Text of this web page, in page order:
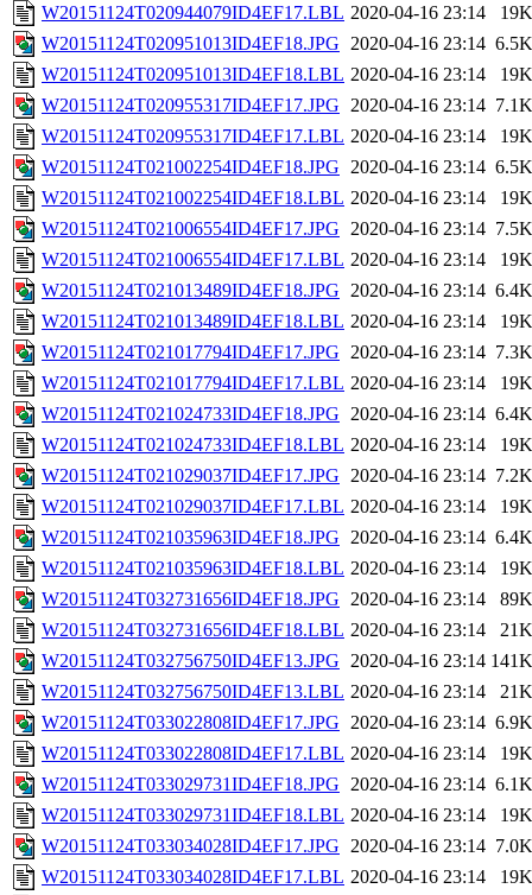
W20151124T020944079ID4EF17.LBL 2020-04-16 23:14
19K
W20151124T020951013ID4EF18.JPG 2020-04-16 23:14 6.5K
W20151124T020951013ID4EF18.LBL 2020-04-16 23:14
19K
W20151124T020955317ID4EF17.JPG 2020-04-16 23:14 7.1K
W20151124T020955317ID4EF17.LBL 2020-04-16 23:14
19K
W20151124T021002254ID4EF18.JPG 2020-04-16 23:14 6.5K
W20151124T021002254ID4EF18.LBL 2020-04-16 23:14
19K
W20151124T021006554ID4EF17.JPG 2020-04-16 23:14 7.5K
W20151124T021006554ID4EF17.LBL 2020-04-16 23:14
19K
W20151124T021013489ID4EF18.JPG 2020-04-16 23:14 6.4K
W20151124T021013489ID4EF18.LBL 2020-04-16 23:14
19K
W20151124T021017794ID4EF17.JPG 2020-04-16 23:14 7.3K
W20151124T021017794ID4EF17.LBL 2020-04-16 23:14
19K
W20151124T021024733ID4EF18.JPG 2020-04-16 23:14 6.4K
W20151124T021024733ID4EF18.LBL 2020-04-16 23:14
19K
W20151124T021029037ID4EF17.JPG 2020-04-16 23:14 7.2K
W20151124T021029037ID4EF17.LBL 2020-04-16 23:14
19K
W20151124T021035963ID4EF18.JPG 2020-04-16 23:14 6.4K
W20151124T021035963ID4EF18.LBL 2020-04-16 23:14
19K
W20151124T032731656ID4EF18.JPG 2020-04-16 23:14
89K
W20151124T032731656ID4EF18.LBL 2020-04-16 23:14
21K
W20151124T032756750ID4EF13.JPG 2020-04-16 23:14 141K
W20151124T032756750ID4EF13.LBL 2020-04-16 23:14
21K
W20151124T033022808ID4EF17.JPG 2020-04-16 23:14 6.9K
W20151124T033022808ID4EF17.LBL 2020-04-16 23:14
19K
W20151124T033029731ID4EF18.JPG 2020-04-16 23:14 6.1K
W20151124T033029731ID4EF18.LBL 2020-04-16 23:14
19K
W20151124T033034028ID4EF17.JPG 2020-04-16 23:14 7.0K
W20151124T033034028ID4EF17.LBL 2020-04-16 23:14
19K